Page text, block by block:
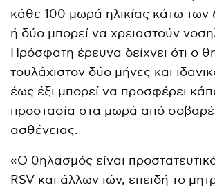
κάθε 100 μωρά ηλικίας κάτω των
ή δύο μπορεί να χρειαστούν
Πρόσφατη έρευνα δείχνει ότι ο
τουλάχιστον δύο μήνες και
έως έξι μπορεί να προσφέρει
προστασία στα μωρά από
ασθένειας.
«Ο θηλασμός είναι
RSV και άλλων ιών, επειδή το